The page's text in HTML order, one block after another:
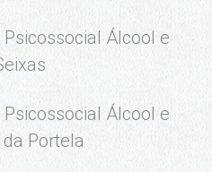
Álcool e
Álcool e
Portela